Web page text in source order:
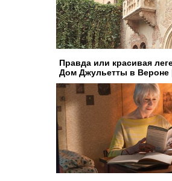
Правда или красивая
Дом Джульетты в Вероне